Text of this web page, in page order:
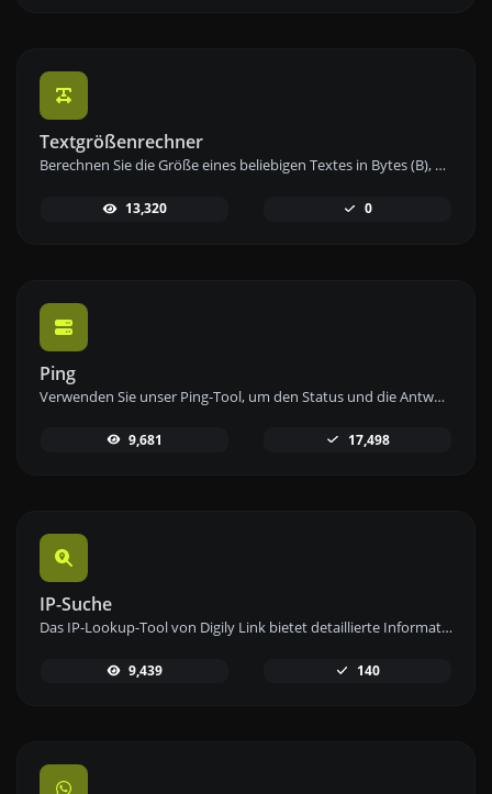
Textgrößenrechner
Berechnen Sie die Größe eines beliebigen Textes in Bytes (B), Kilobytes (KB) oder Megabytes (MB) mit unserem Textgrößenrechner.
13,320 0
Ping
Verwenden Sie unser Ping-Tool, um den Status und die Antwortzeit einer beliebigen Website, eines Servers oder Ports schnell und effizient zu überprüfen.
9,681 17,498
IP-Suche
Das IP-Lookup-Tool von Digily Link bietet detaillierte Informationen zu jeder IP-Adresse. Nutzen Sie diesen kostenlosen Online-Dienst, um umfassende IP-Daten zu erhalten.
9,439 140